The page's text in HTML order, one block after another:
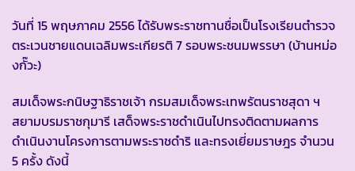
วันที่ 15 พฤษภาคม 2556 ได้รับพระราชทานชื่อเป็นโรงเรียนตำรวจ
ตระเวนชายแดนเฉลิมพระเกียรติ 7 รอบพระชนมพรรษา (บ้านหม่อ
งกั๊วะ)
สมเด็จพระกนิษฐาธิราชเจ้า กรมสมเด็จพระเทพรัตนราชสุดา ฯ
สยามบรมราชกุมารี เสด็จพระราชดำเนินไปทรงติดตามผลการ
ดำเนินงานโครงการตามพระราชดำริ และทรงเยี่ยมราษฎร จำนวน
5 ครั้ง ดังนี้